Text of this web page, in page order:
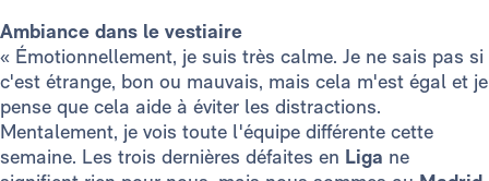
Ambiance dans le vestiaire
« Émotionnellement, je suis très calme. Je ne sais pas si
c'est étrange, bon ou mauvais, mais cela m'est égal et je
pense que cela aide à éviter les distractions.
Mentalement, je vois toute l'équipe différente cette
semaine. Les trois dernières défaites en Liga ne